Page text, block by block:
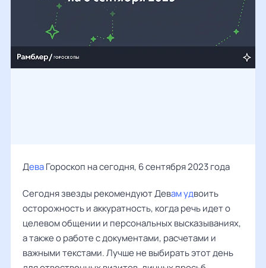
ДеваГороскоп на сегодня, 6 сентября 2023 года
Сегодня звезды рекомендуют Девам удвоить
осторожность и аккуратность, когда речь идет о
целевом общении и персональных высказываниях,
а также о работе с документами, расчетами и
важными текстами. Лучше не выбирать этот день